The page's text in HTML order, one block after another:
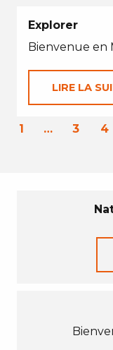
Explorer
Bienvenue en
LIRE LA
1 … 3 4